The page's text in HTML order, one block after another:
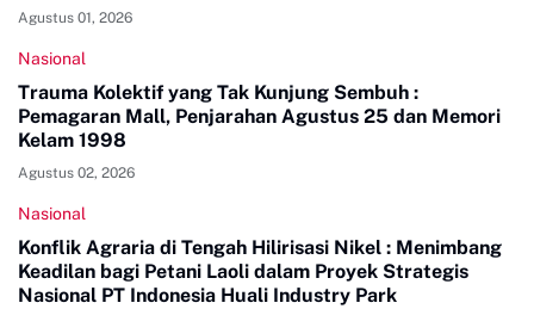
Agustus 01, 2026
Nasional
Trauma Kolektif yang Tak Kunjung Sembuh :
Pemagaran Mall, Penjarahan Agustus 25 dan Memori
Kelam 1998
Agustus 02, 2026
Nasional
Konflik Agraria di Tengah Hilirisasi Nikel : Menimbang
Keadilan bagi Petani Laoli dalam Proyek Strategis
Nasional PT Indonesia Huali Industry Park